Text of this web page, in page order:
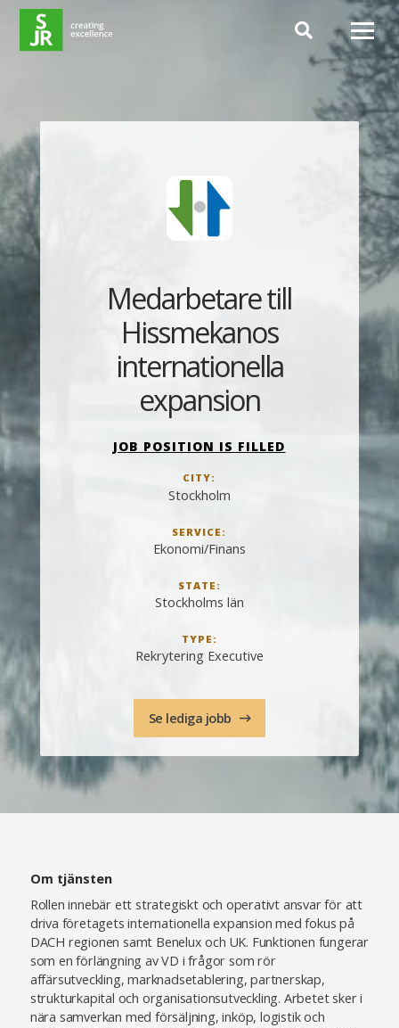
Hoppa till innehåll
JOB POSITION IS FILLED
CITY:
Stockholm
SERVICE:
Ekonomi/Finans
STATE:
Stockholms län
TYPE:
Rekrytering Executive
Medarbetare till
Hissmekanos
internationella
expansion
Se lediga jobb
Om tjänsten
Rollen innebär ett strategiskt och operativt ansvar för att
driva företagets internationella expansion med fokus på
DACH regionen samt Benelux och UK. Funktionen fungerar
som en förlängning av VD i frågor som rör
affärsutveckling, marknadsetablering, partnerskap,
strukturkapital och organisationsutveckling. Arbetet sker i
nära samverkan med försäljning, inköp, logistik och